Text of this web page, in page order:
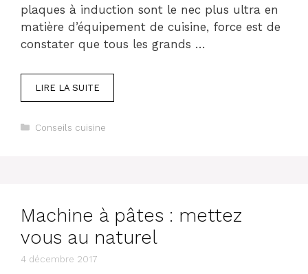
plaques à induction sont le nec plus ultra en
matière d’équipement de cuisine, force est de
constater que tous les grands …
LIRE LA SUITE
Catégories
Conseils cuisine
Machine à pâtes : mettez
vous au naturel
4 décembre 2017